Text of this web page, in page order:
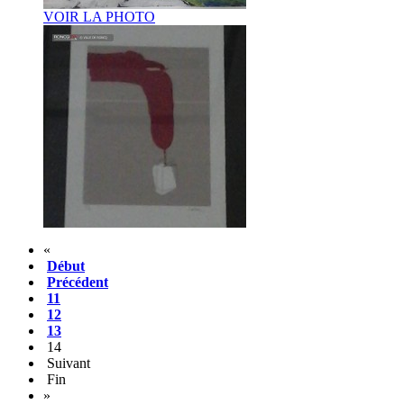
VOIR LA PHOTO
«
Début
Précédent
11
12
13
14
Suivant
Fin
»